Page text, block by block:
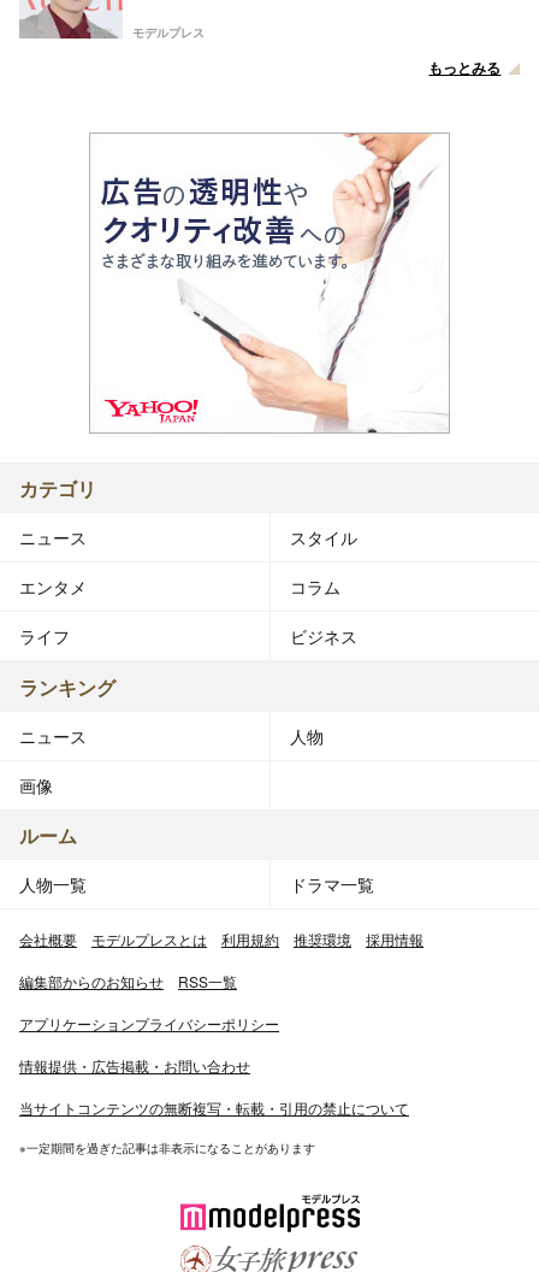
モデルプレス
もっとみる
カテゴリ
ニュース スタイル
エンタメ コラム
ライフ ビジネス
ランキング
ニュース 人物
画像
ルーム
人物一覧 ドラマ一覧
会社概要 モデルプレスとは 利用規約 推奨環境 採用情報
編集部からのお知らせ RSS一覧
アプリケーションプライバシーポリシー
情報提供・広告掲載・お問い合わせ
当サイトコンテンツの無断複写・転載・引用の禁止について
※一定期間を過ぎた記事は非表示になることがあります